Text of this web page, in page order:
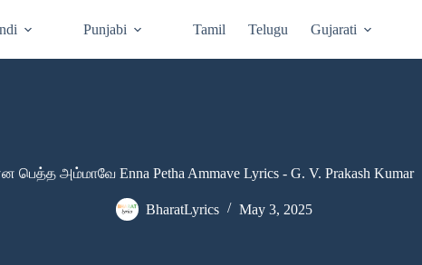
Punjabi Tamil Telugu Gujarati
பெத்த அம்மாவே Enna Petha Ammave Lyrics - G. V. Prakash Kumar
BharatLyrics May 3, 2025